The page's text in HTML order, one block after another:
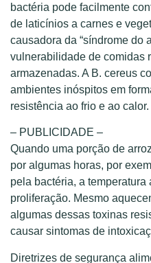
bactéria pode facilmente
de laticínios a carnes e
causadora da “síndrome do
vulnerabilidade de comidas
armazenadas. A B. cereus
ambientes inóspitos em
resistência ao frio e ao calor.
– PUBLICIDADE –
Quando uma porção de
por algumas horas, por
pela bactéria, a
proliferação. Mesmo
algumas dessas toxinas
causar sintomas de
Diretrizes de segurança